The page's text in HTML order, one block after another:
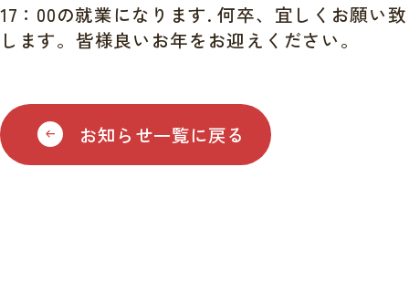
17：00の就業になります. 何卒、宜しくお願い致
します。皆様良いお年をお迎えください。
お知らせ一覧に戻る